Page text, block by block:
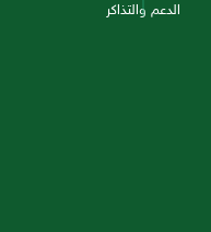
الدعم والتذاكر